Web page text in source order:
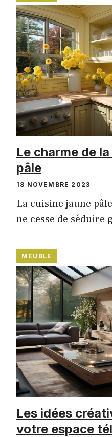
Le charme de
pâle
18 NOVEMBRE 2023
La cuisine jaune
ne cesse de séduire
MEUBLE
Les idées
votre espace